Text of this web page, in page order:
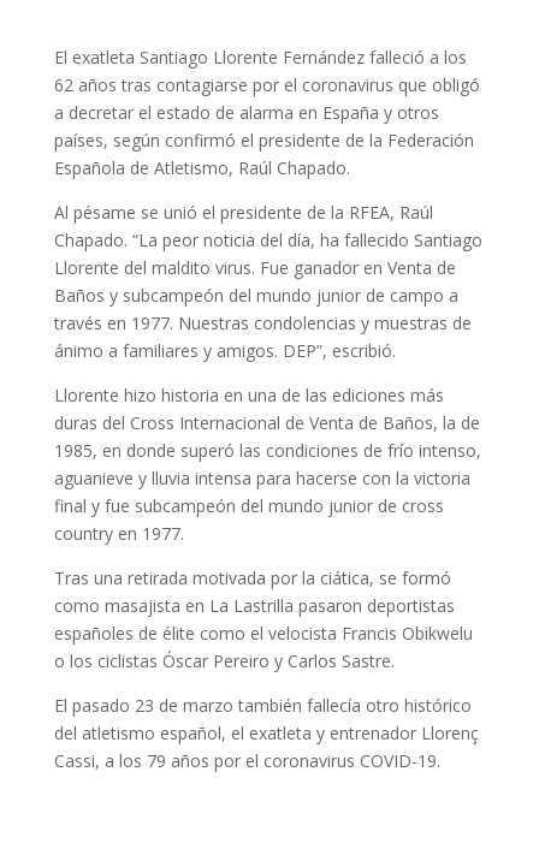
El exatleta Santiago Llorente Fernández falleció a los
62 años tras contagiarse por el coronavirus que obligó
a decretar el estado de alarma en España y otros
países, según confirmó el presidente de la Federación
Española de Atletismo, Raúl Chapado.
Al pésame se unió el presidente de la RFEA, Raúl
Chapado. “La peor noticia del día, ha fallecido Santiago
Llorente del maldito virus. Fue ganador en Venta de
Baños y subcampeón del mundo junior de campo a
través en 1977. Nuestras condolencias y muestras de
ánimo a familiares y amigos. DEP”, escribió.
Llorente hizo historia en una de las ediciones más
duras del Cross Internacional de Venta de Baños, la de
1985, en donde superó las condiciones de frío intenso,
aguanieve y lluvia intensa para hacerse con la victoria
final y fue subcampeón del mundo junior de cross
country en 1977.
Tras una retirada motivada por la ciática, se formó
como masajista en La Lastrilla pasaron deportistas
españoles de élite como el velocista Francis Obikwelu
o los ciclistas Óscar Pereiro y Carlos Sastre.
El pasado 23 de marzo también fallecía otro histórico
del atletismo español, el exatleta y entrenador Llorenç
Cassi, a los 79 años por el coronavirus COVID-19.